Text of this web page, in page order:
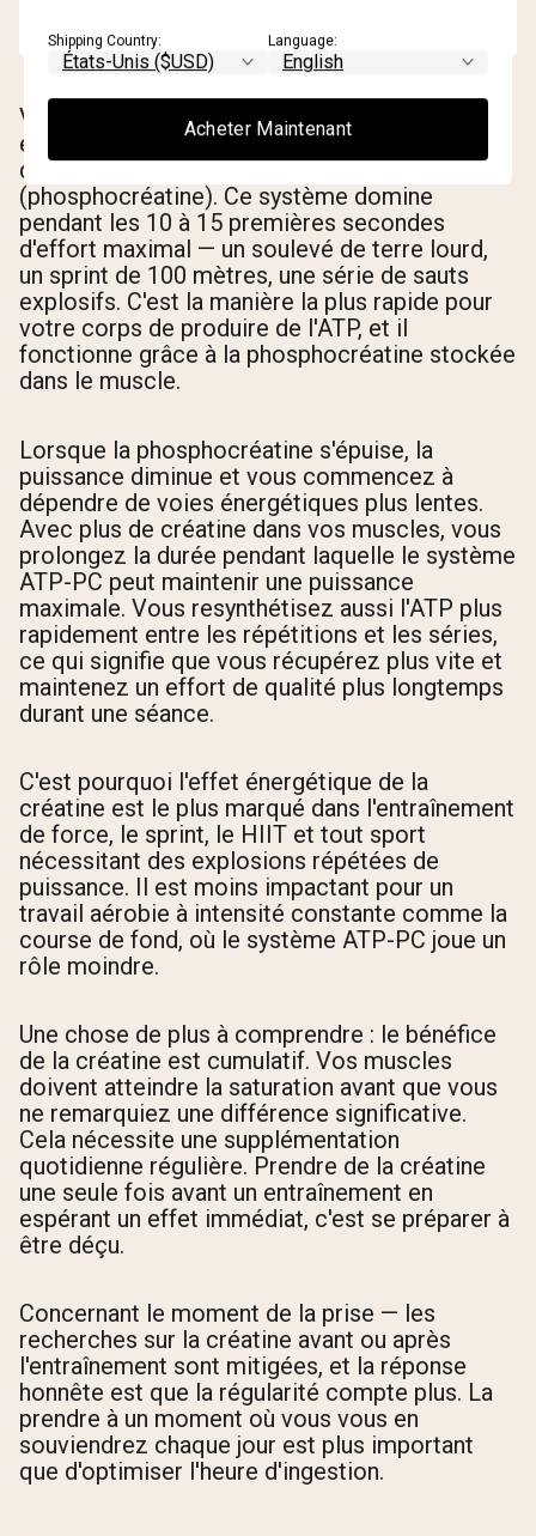
Vos muscles utilisent trois systèmes
énergétiques, et celui que la créatine soutient
directement est le système ATP-PC
(phosphocréatine). Ce système domine
pendant les 10 à 15 premières secondes
d'effort maximal — un soulevé de terre lourd,
un sprint de 100 mètres, une série de sauts
explosifs. C'est la manière la plus rapide pour
votre corps de produire de l'ATP, et il
fonctionne grâce à la phosphocréatine stockée
dans le muscle.
Lorsque la phosphocréatine s'épuise, la
puissance diminue et vous commencez à
dépendre de voies énergétiques plus lentes.
Avec plus de créatine dans vos muscles, vous
prolongez la durée pendant laquelle le système
ATP-PC peut maintenir une puissance
maximale. Vous resynthétisez aussi l'ATP plus
rapidement entre les répétitions et les séries,
ce qui signifie que vous récupérez plus vite et
maintenez un effort de qualité plus longtemps
durant une séance.
C'est pourquoi l'effet énergétique de la
créatine est le plus marqué dans l'entraînement
de force, le sprint, le HIIT et tout sport
nécessitant des explosions répétées de
puissance. Il est moins impactant pour un
travail aérobie à intensité constante comme la
course de fond, où le système ATP-PC joue un
rôle moindre.
Une chose de plus à comprendre : le bénéfice
de la créatine est cumulatif. Vos muscles
doivent atteindre la saturation avant que vous
ne remarquiez une différence significative.
Cela nécessite une supplémentation
quotidienne régulière. Prendre de la créatine
une seule fois avant un entraînement en
espérant un effet immédiat, c'est se préparer à
être déçu.
Concernant le moment de la prise — les
recherches sur la créatine avant ou après
l'entraînement sont mitigées, et la réponse
honnête est que la régularité compte plus. La
prendre à un moment où vous vous en
souviendrez chaque jour est plus important
que d'optimiser l'heure d'ingestion.
Shipping Country: Language:
Acheter Maintenant